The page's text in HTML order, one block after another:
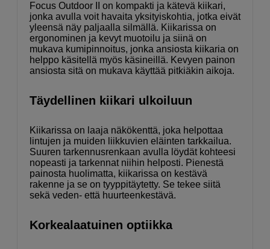
Focus Outdoor II on kompakti ja kätevä kiikari,
jonka avulla voit havaita yksityiskohtia, jotka eivät
yleensä näy paljaalla silmällä. Kiikarissa on
ergonominen ja kevyt muotoilu ja siinä on
mukava kumipinnoitus, jonka ansiosta kiikaria on
helppo käsitellä myös käsineillä. Kevyen painon
ansiosta sitä on mukava käyttää pitkiäkin aikoja.
Täydellinen kiikari ulkoiluun
Kiikarissa on laaja näkökenttä, joka helpottaa
lintujen ja muiden liikkuvien eläinten tarkkailua.
Suuren tarkennusrenkaan avulla löydät kohteesi
nopeasti ja tarkennat niihin helposti. Pienestä
painosta huolimatta, kiikarissa on kestävä
rakenne ja se on tyyppitäytetty. Se tekee siitä
sekä veden- että huurteenkestävä.
Korkealaatuinen optiikka